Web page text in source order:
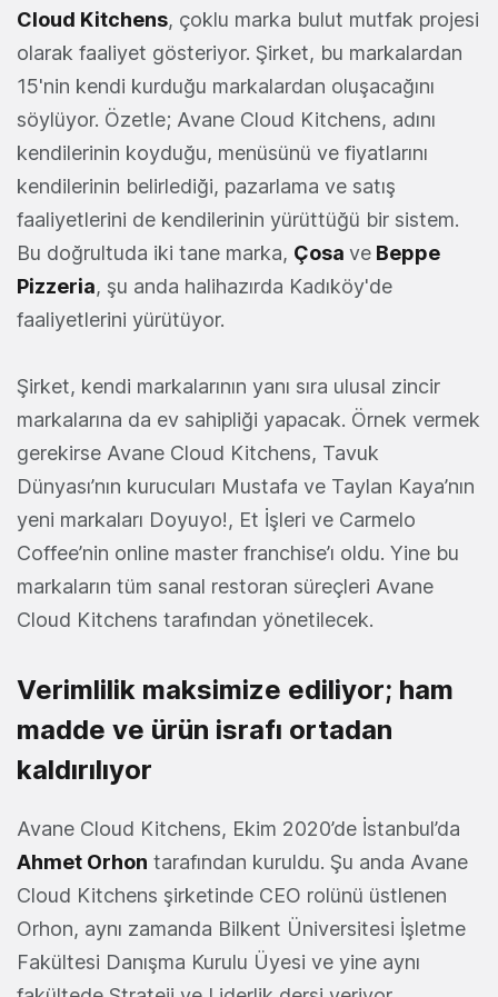
Cloud Kitchens, çoklu marka bulut mutfak projesi
olarak faaliyet gösteriyor. Şirket, bu markalardan
15'nin kendi kurduğu markalardan oluşacağını
söylüyor. Özetle; Avane Cloud Kitchens, adını
kendilerinin koyduğu, menüsünü ve fiyatlarını
kendilerinin belirlediği, pazarlama ve satış
faaliyetlerini de kendilerinin yürüttüğü bir sistem.
Bu doğrultuda iki tane marka, Çosa ve Beppe
Pizzeria, şu anda halihazırda Kadıköy'de
faaliyetlerini yürütüyor.
Şirket, kendi markalarının yanı sıra ulusal zincir
markalarına da ev sahipliği yapacak. Örnek vermek
gerekirse Avane Cloud Kitchens, Tavuk
Dünyası’nın kurucuları Mustafa ve Taylan Kaya’nın
yeni markaları Doyuyo!, Et İşleri ve Carmelo
Coffee’nin online master franchise’ı oldu. Yine bu
markaların tüm sanal restoran süreçleri Avane
Cloud Kitchens tarafından yönetilecek.
Verimlilik maksimize ediliyor; ham
madde ve ürün israfı ortadan
kaldırılıyor
Avane Cloud Kitchens, Ekim 2020’de İstanbul’da
Ahmet Orhon tarafından kuruldu. Şu anda Avane
Cloud Kitchens şirketinde CEO rolünü üstlenen
Orhon, aynı zamanda Bilkent Üniversitesi İşletme
Fakültesi Danışma Kurulu Üyesi ve yine aynı